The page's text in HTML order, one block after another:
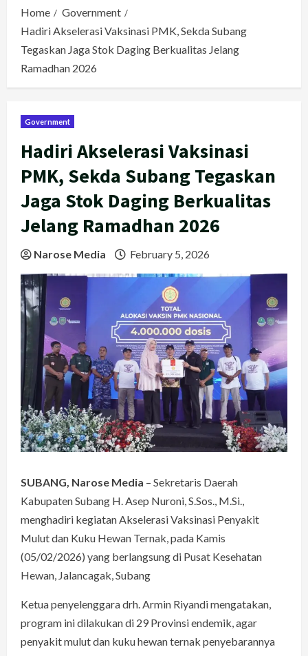
Home
Government
Hadiri Akselerasi Vaksinasi PMK, Sekda Subang
Tegaskan Jaga Stok Daging Berkualitas Jelang
Ramadhan 2026
Government
Hadiri Akselerasi Vaksinasi
PMK, Sekda Subang Tegaskan
Jaga Stok Daging Berkualitas
Jelang Ramadhan 2026
Narose Media February 5, 2026
SUBANG, Narose Media – Sekretaris Daerah
Kabupaten Subang H. Asep Nuroni, S.Sos., M.Si.,
menghadiri kegiatan Akselerasi Vaksinasi Penyakit
Mulut dan Kuku Hewan Ternak, pada Kamis
(05/02/2026) yang berlangsung di Pusat Kesehatan
Hewan, Jalancagak, Subang
Ketua penyelenggara drh. Armin Riyandi mengatakan,
program ini dilakukan di 29 Provinsi endemik, agar
penyakit mulut dan kuku hewan ternak penyebarannya